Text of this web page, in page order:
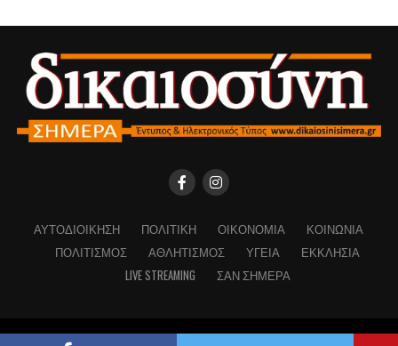
ΑΥΤΟΔΙΟΊΚΗΣΗ ΠΟΛΙΤΙΚΉ ΟΙΚΟΝΟΜΊΑ
ΚΟΙΝΩΝΊΑ
ΠΟΛΙΤΙΣΜΌΣ
ΑΘΛΗΤΙΣΜΌΣ ΥΓΕΊΑ
ΕΚΚΛΗΣΊΑ
LIVE STREAMING
ΣΑΝ ΣΉΜΕΡΑ